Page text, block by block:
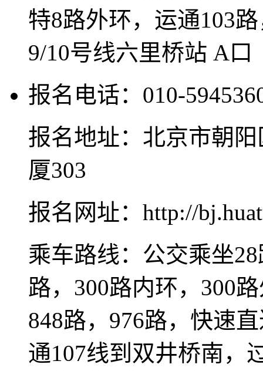
特8路外环，运通103
9/10号线六里桥站 A口
报名电话：010-
报名地址：北京市朝
厦303
报名网址：http://
乘车路线：公交乘坐
路，300路内环，300
848路，976路，快速
通107线到双井桥南，